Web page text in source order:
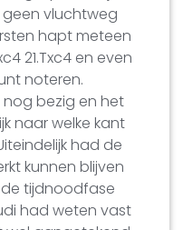
vluchtweg
hapt meteen
21.Txc4 en even
noteren.
nog bezig en het
naar welke kant
had de
kunnen blijven
tijdnoodfase
had weten vast